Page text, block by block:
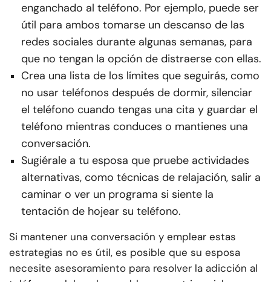
enganchado al teléfono. Por ejemplo, puede ser
útil para ambos tomarse un descanso de las
redes sociales durante algunas semanas, para
que no tengan la opción de distraerse con ellas.
Crea una lista de los límites que seguirás, como
no usar teléfonos después de dormir, silenciar
el teléfono cuando tengas una cita y guardar el
teléfono mientras conduces o mantienes una
conversación.
Sugiérale a tu esposa que pruebe actividades
alternativas, como técnicas de relajación, salir a
caminar o ver un programa si siente la
tentación de hojear su teléfono.
Si mantener una conversación y emplear estas
estrategias no es útil, es posible que su esposa
necesite asesoramiento para resolver la adicción al